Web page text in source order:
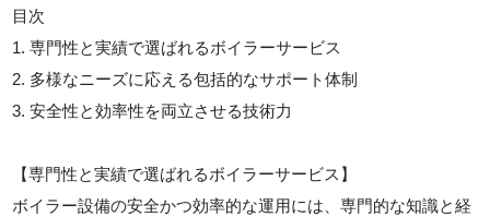
目次
1. 専門性と実績で選ばれるボイラーサービス
2. 多様なニーズに応える包括的なサポート体制
3. 安全性と効率性を両立させる技術力
【専門性と実績で選ばれるボイラーサービス】
ボイラー設備の安全かつ効率的な運用には、専門的な知識と経